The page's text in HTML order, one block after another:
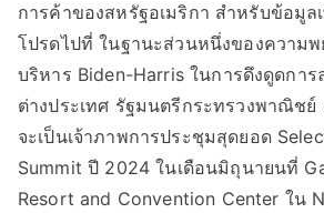
การค้าของสหรัฐอเมริกา สำหรับข้อมูล
โปรดไปที่ ในฐานะส่วนหนึ่งของความพ
บริหาร Biden-Harris ในการดึงดูดการ
ต่างประเทศ รัฐมนตรีกระทรวงพาณิชย์
จะเป็นเจ้าภาพการประชุมสุดยอด
Summit ปี 2024 ในเดือนมิถุนายนที่
Resort and Convention Center ใน